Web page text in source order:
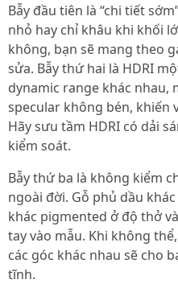
Bẫy đầu tiên là “chi tiết
nhỏ hay chỉ khâu khi khối
không, bạn sẽ mang theo
sửa. Bẫy thứ hai là HDRI
dynamic range khác nhau,
specular không bén, khiến
Hãy sưu tầm HDRI có dải
kiểm soát.
Bẫy thứ ba là không kiểm
ngoài đời. Gỗ phủ dầu
khác pigmented ở độ thở
tay vào mẫu. Khi không
các góc khác nhau sẽ cho
tĩnh.